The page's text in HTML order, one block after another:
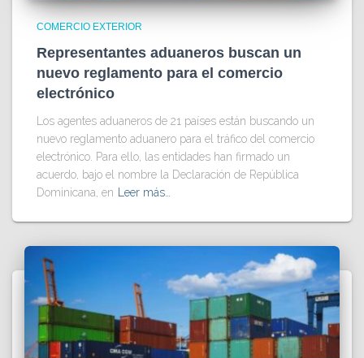
COMERCIO EXTERIOR
Representantes aduaneros buscan un
nuevo reglamento para el comercio
electrónico
Los agentes aduaneros de 21 países están buscando un
nuevo reglamento aduanero para el tráfico del comercio
electrónico. Para ello, las entidades han firmado un
acuerdo, bajo el nombre la Declaración de República
Dominicana, en
Leer más…